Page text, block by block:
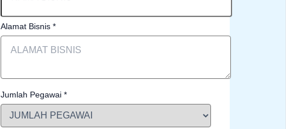
Alamat Bisnis *
Jumlah Pegawai *